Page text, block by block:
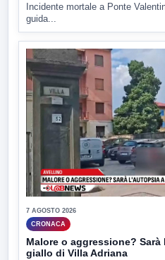
Incidente mortale a Ponte
guida...
7 AGOSTO 2026
CRONACA
Malore o aggressione?
giallo di Villa Adriana